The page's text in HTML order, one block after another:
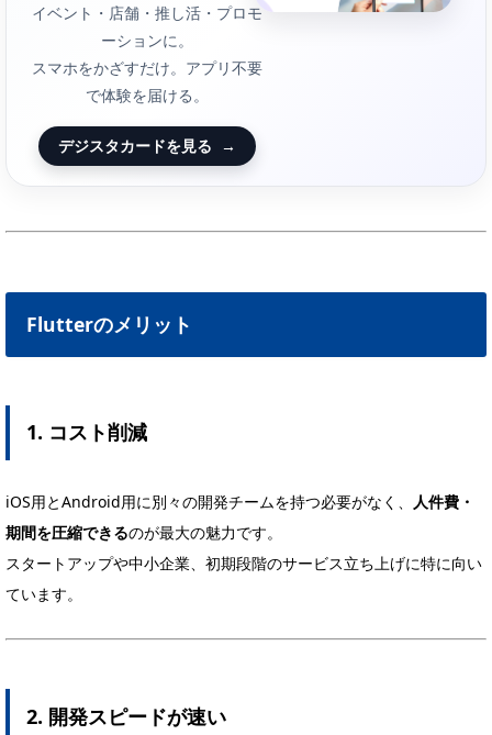
イベント・店舗・推し活・プロモ
ーションに。
スマホをかざすだけ。アプリ不要
で体験を届ける。
デジスタカードを見る →
Flutterのメリット
1. コスト削減
iOS用とAndroid用に別々の開発チームを持つ必要がなく、
人件費・
期間を圧縮できるのが最大の魅力です。
スタートアップや中小企業、初期段階のサービス立ち上げに特に向い
ています。
2. 開発スピードが速い